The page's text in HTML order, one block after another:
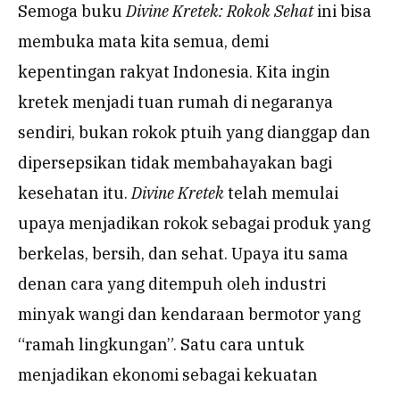
Semoga bukuDivine Kretek: Rokok Sehatini bisa
membuka mata kita semua, demi
kepentingan rakyat Indonesia. Kita ingin
kretek menjadi tuan rumah di negaranya
sendiri, bukan rokok ptuih yang dianggap dan
dipersepsikan tidak membahayakan bagi
kesehatan itu.Divine Kretektelah memulai
upaya menjadikan rokok sebagai produk yang
berkelas, bersih, dan sehat. Upaya itu sama
denan cara yang ditempuh oleh industri
minyak wangi dan kendaraan bermotor yang
“ramah lingkungan”. Satu cara untuk
menjadikan ekonomi sebagai kekuatan